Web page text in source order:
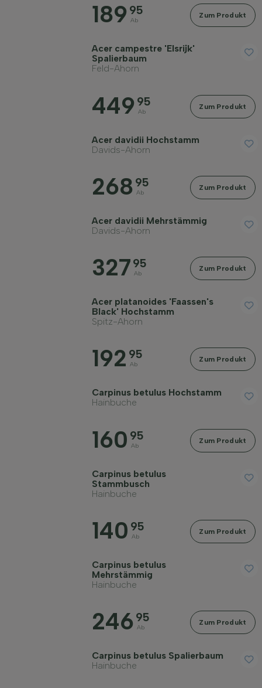
Widerstandsfähigkeit
Erwachsene Höhe in Metern
Erwachsene Breite in Metern
189 95
Ab
Zum Produkt
Acer campestre 'Elsrijk'
Spalierbaum
Feld-Ahorn
449 95
Ab
Zum Produkt
Acer davidii Hochstamm
Davids-Ahorn
268 95
Ab
Zum Produkt
Acer davidii Mehrstämmig
Davids-Ahorn
327 95
Ab
Zum Produkt
Acer platanoides 'Faassen's
Black' Hochstamm
Spitz-Ahorn
192 95
Ab
Zum Produkt
Carpinus betulus Hochstamm
Hainbuche
160 95
Ab
Zum Produkt
Carpinus betulus
Stammbusch
Hainbuche
140 95
Ab
Zum Produkt
Carpinus betulus
Mehrstämmig
Hainbuche
246 95
Ab
Zum Produkt
Carpinus betulus Spalierbaum
Hainbuche